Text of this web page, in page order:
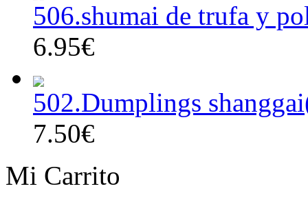
506.shumai de trufa y
6.95€
502.Dumplings
7.50€
Mi Carrito